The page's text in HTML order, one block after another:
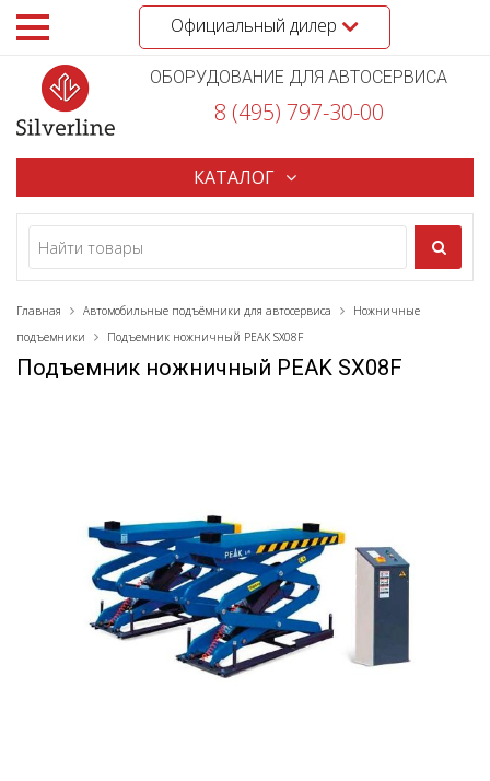
Официальный дилер
ОБОРУДОВАНИЕ ДЛЯ АВТОСЕРВИСА
8 (495) 797-30-00
КАТАЛОГ
Главная Автомобильные подъёмники для автосервиса
Ножничные
подъемники
Подъемник ножничный PEAK SX08F
Подъемник ножничный PEAK SX08F